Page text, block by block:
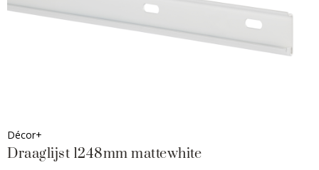
Décor+
Draaglijst 1248mm mattewhite